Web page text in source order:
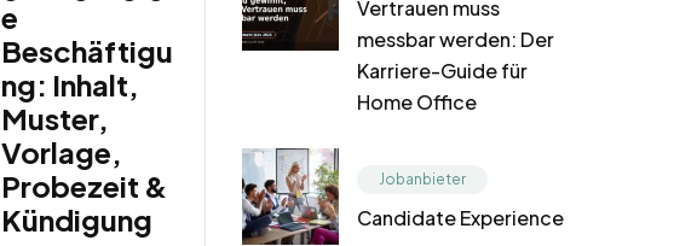
e
Beschäftigu
ng: Inhalt,
Muster,
Vorlage,
Probezeit &
Kündigung
Vertrauen muss
messbar werden: Der
Karriere-Guide für
Home Office
Jobanbieter
Candidate Experience